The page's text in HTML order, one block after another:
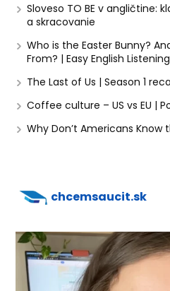
Sloveso TO BE v angličtine:
a skracovanie
Who is the Easter Bunny?
From? | Easy English Listening
The Last of Us | Season 1
Coffee culture – US vs EU |
Why Don’t Americans Know
chcemsaucit.sk